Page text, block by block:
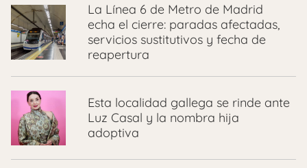
La Línea 6 de Metro de Madrid
echa el cierre: paradas afectadas,
servicios sustitutivos y fecha de
reapertura
Esta localidad gallega se rinde ante
Luz Casal y la nombra hija
adoptiva